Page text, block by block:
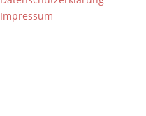
Impressum